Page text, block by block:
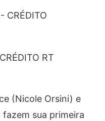
RT
(Nicole Orsini) e
sua primeira